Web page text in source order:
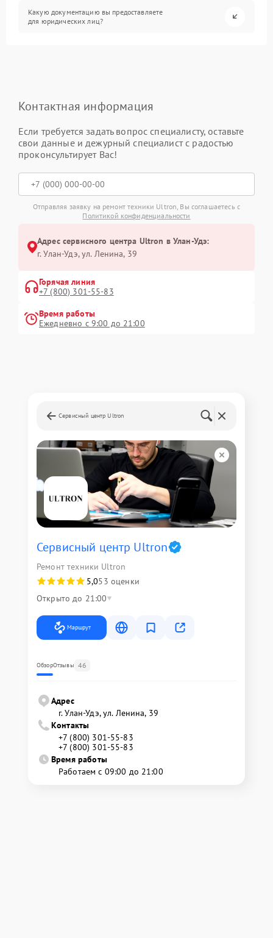
Какую документацию вы предоставляете
для юридических лиц?
Контактная информация
Если требуется задать вопрос специалисту, оставьте
свои данные и дежурный специалист с радостью
проконсультирует Вас!
Отправляя заявку на ремонт техники Ultron, Вы соглашаетесь с
Политикой конфиденциальности
Адрес сервисного центра Ultron в Улан-Удэ:
г. Улан-Удэ, ул. Ленина, 39
Горячая линия
+7 (800) 301-55-83
Время работы
Ежедневно с 9:00 до 21:00
Сервисный центр Ultron
Сервисный центр Ultron
Ремонт техники Ultron
5,053 оценки
Открыто до 21:00
Маршрут
ОбзорОтзывы 46
Адрес
г. Улан-Удэ, ул. Ленина, 39
Контакты
+7 (800) 301-55-83
+7 (800) 301-55-83
Время работы
Работаем с 09:00 до 21:00